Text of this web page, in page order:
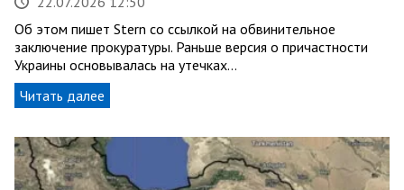
Об этом пишет Stern со ссылкой на обвинительное
заключение прокуратуры. Раньше версия о причастности
Украины основывалась на утечках…
Читать далее